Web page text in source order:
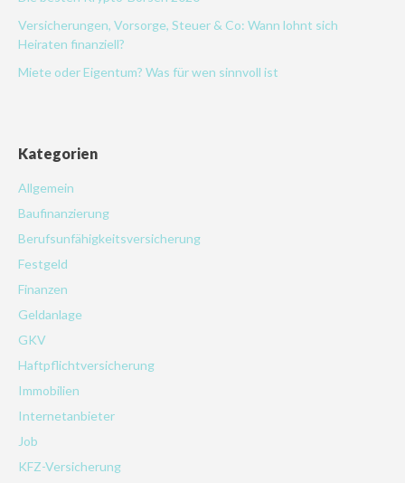
Versicherungen, Vorsorge, Steuer & Co: Wann lohnt sich
Heiraten finanziell?
Miete oder Eigentum? Was für wen sinnvoll ist
Kategorien
Allgemein
Baufinanzierung
Berufsunfähigkeitsversicherung
Festgeld
Finanzen
Geldanlage
GKV
Haftpflichtversicherung
Immobilien
Internetanbieter
Job
KFZ-Versicherung